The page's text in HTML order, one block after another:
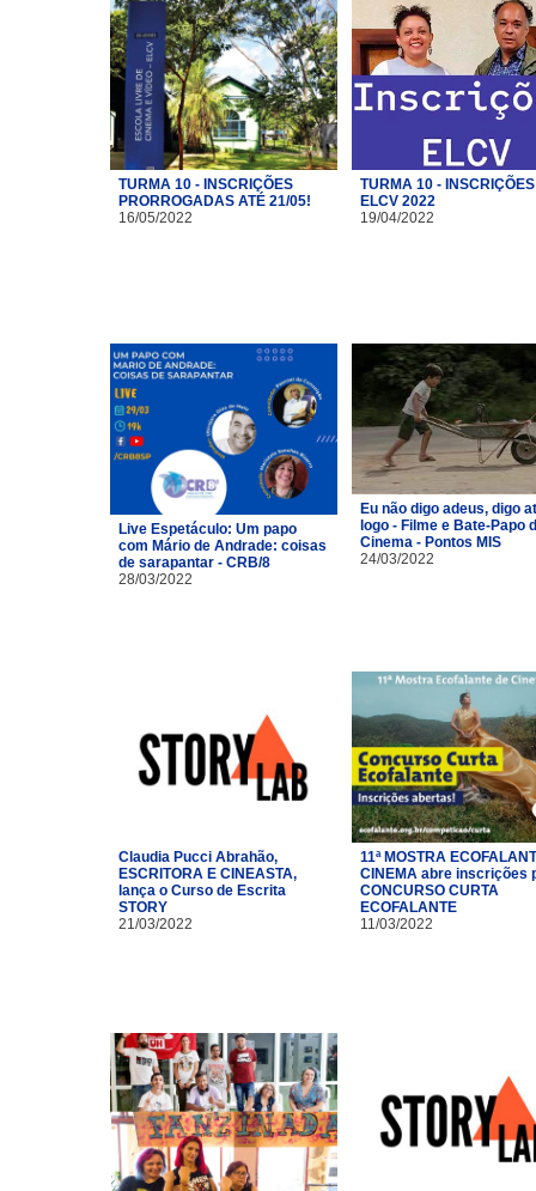
TURMA 10 - INSCRIÇÕES
PRORROGADAS ATÉ 21/05!
16/05/2022
TURMA 10 - INSCRIÇÕES
ELCV 2022
19/04/2022
Live Espetáculo: Um papo
com Mário de Andrade: coisas
de sarapantar - CRB/8
28/03/2022
Eu não digo adeus, digo
logo - Filme e Bate-Papo
Cinema - Pontos MIS
24/03/2022
Claudia Pucci Abrahão,
ESCRITORA E CINEASTA,
lança o Curso de Escrita
STORY
21/03/2022
11ª MOSTRA
CINEMA abre inscrições
CONCURSO CURTA
ECOFALANTE
11/03/2022